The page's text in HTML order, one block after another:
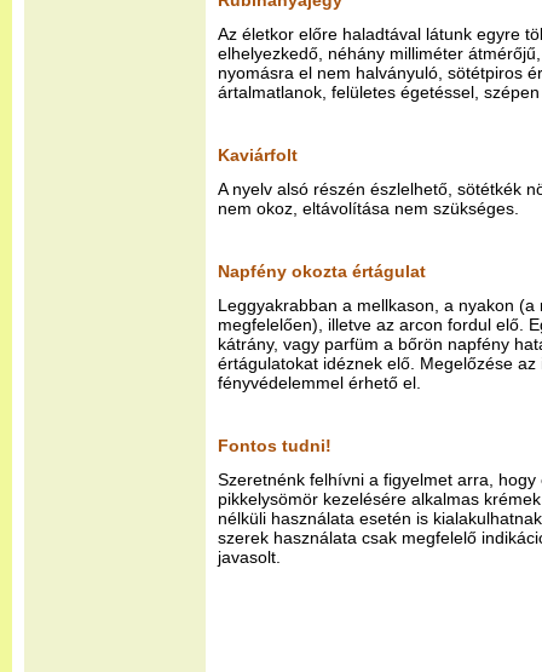
Az életkor előre haladtával látunk egyre
elhelyezkedő, néhány milliméter
nyomásra el nem halványuló, sötétpiros
ártalmatlanok, felületes égetéssel,
Kaviárfolt
A nyelv alsó részén észlelhető, sötétkék
nem okoz, eltávolítása nem szükséges.
Napfény okozta értágulat
Leggyakrabban a mellkason, a nyakon (a
megfelelően), illetve az arcon fordul elő.
kátrány, vagy parfüm a bőrön napfény
értágulatokat idéznek elő. Megelőzése
fényvédelemmel érhető el.
Fontos tudni!
Szeretnénk felhívni a figyelmet arra,
pikkelysömör kezelésére alkalmas
nélküli használata esetén is
szerek használata csak megfelelő
javasolt.